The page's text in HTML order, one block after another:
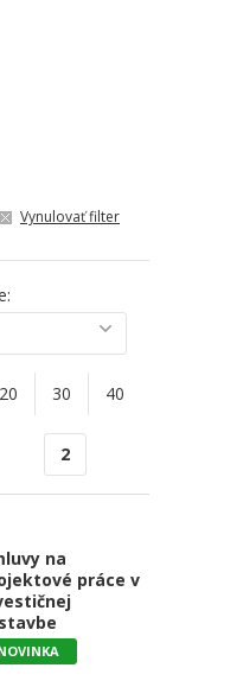
Vynulovať filter
20 30 40
2
na
práce v